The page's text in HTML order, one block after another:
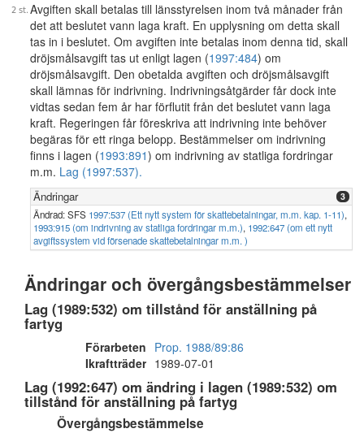
Avgiften skall betalas till länsstyrelsen inom två månader från
det att beslutet vann laga kraft. En upplysning om detta skall
tas in i beslutet. Om avgiften inte betalas inom denna tid, skall
dröjsmålsavgift tas ut enligt lagen (1997:484) om
dröjsmålsavgift. Den obetalda avgiften och dröjsmålsavgift
skall lämnas för indrivning. Indrivningsåtgärder får dock inte
vidtas sedan fem år har förflutit från det beslutet vann laga
kraft. Regeringen får föreskriva att indrivning inte behöver
begäras för ett ringa belopp. Bestämmelser om indrivning
finns i lagen (1993:891) om indrivning av statliga fordringar
m.m. Lag (1997:537).
Ändringar 3
Ändrad: SFS 1997:537 (Ett nytt system för skattebetalningar, m.m. kap. 1-11),
1993:915 (om indrivning av statliga fordringar m.m.), 1992:647 (om ett nytt
avgiftssystem vid försenade skattebetalningar m.m. )
Ändringar och övergångsbestämmelser
Lag (1989:532) om tillstånd för anställning på
fartyg
Förarbeten Prop. 1988/89:86
Ikraftträder 1989-07-01
Lag (1992:647) om ändring i lagen (1989:532) om
tillstånd för anställning på fartyg
Övergångsbestämmelse